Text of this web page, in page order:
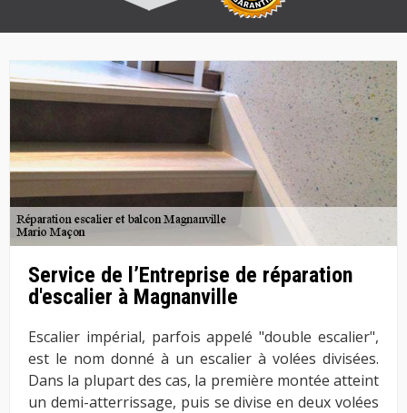
Service de l’Entreprise de réparation
d'escalier à Magnanville
Escalier impérial, parfois appelé "double escalier",
est le nom donné à un escalier à volées divisées.
Dans la plupart des cas, la première montée atteint
un demi-atterrissage, puis se divise en deux volées